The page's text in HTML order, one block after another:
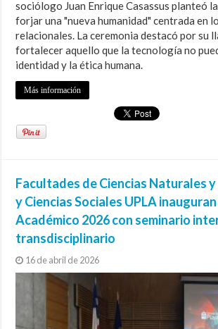
sociólogo Juan Enrique Casassus planteó
forjar una "nueva humanidad" centrada en
relacionales. La ceremonia destacó por su
fortalecer aquello que la tecnología no
identidad y la ética humana.
Más información
Facultades de Ciencias Naturales
y Ciencias Sociales UPLA
Académico 2026 con seminario
transdisciplinario
16 de abril de 2026